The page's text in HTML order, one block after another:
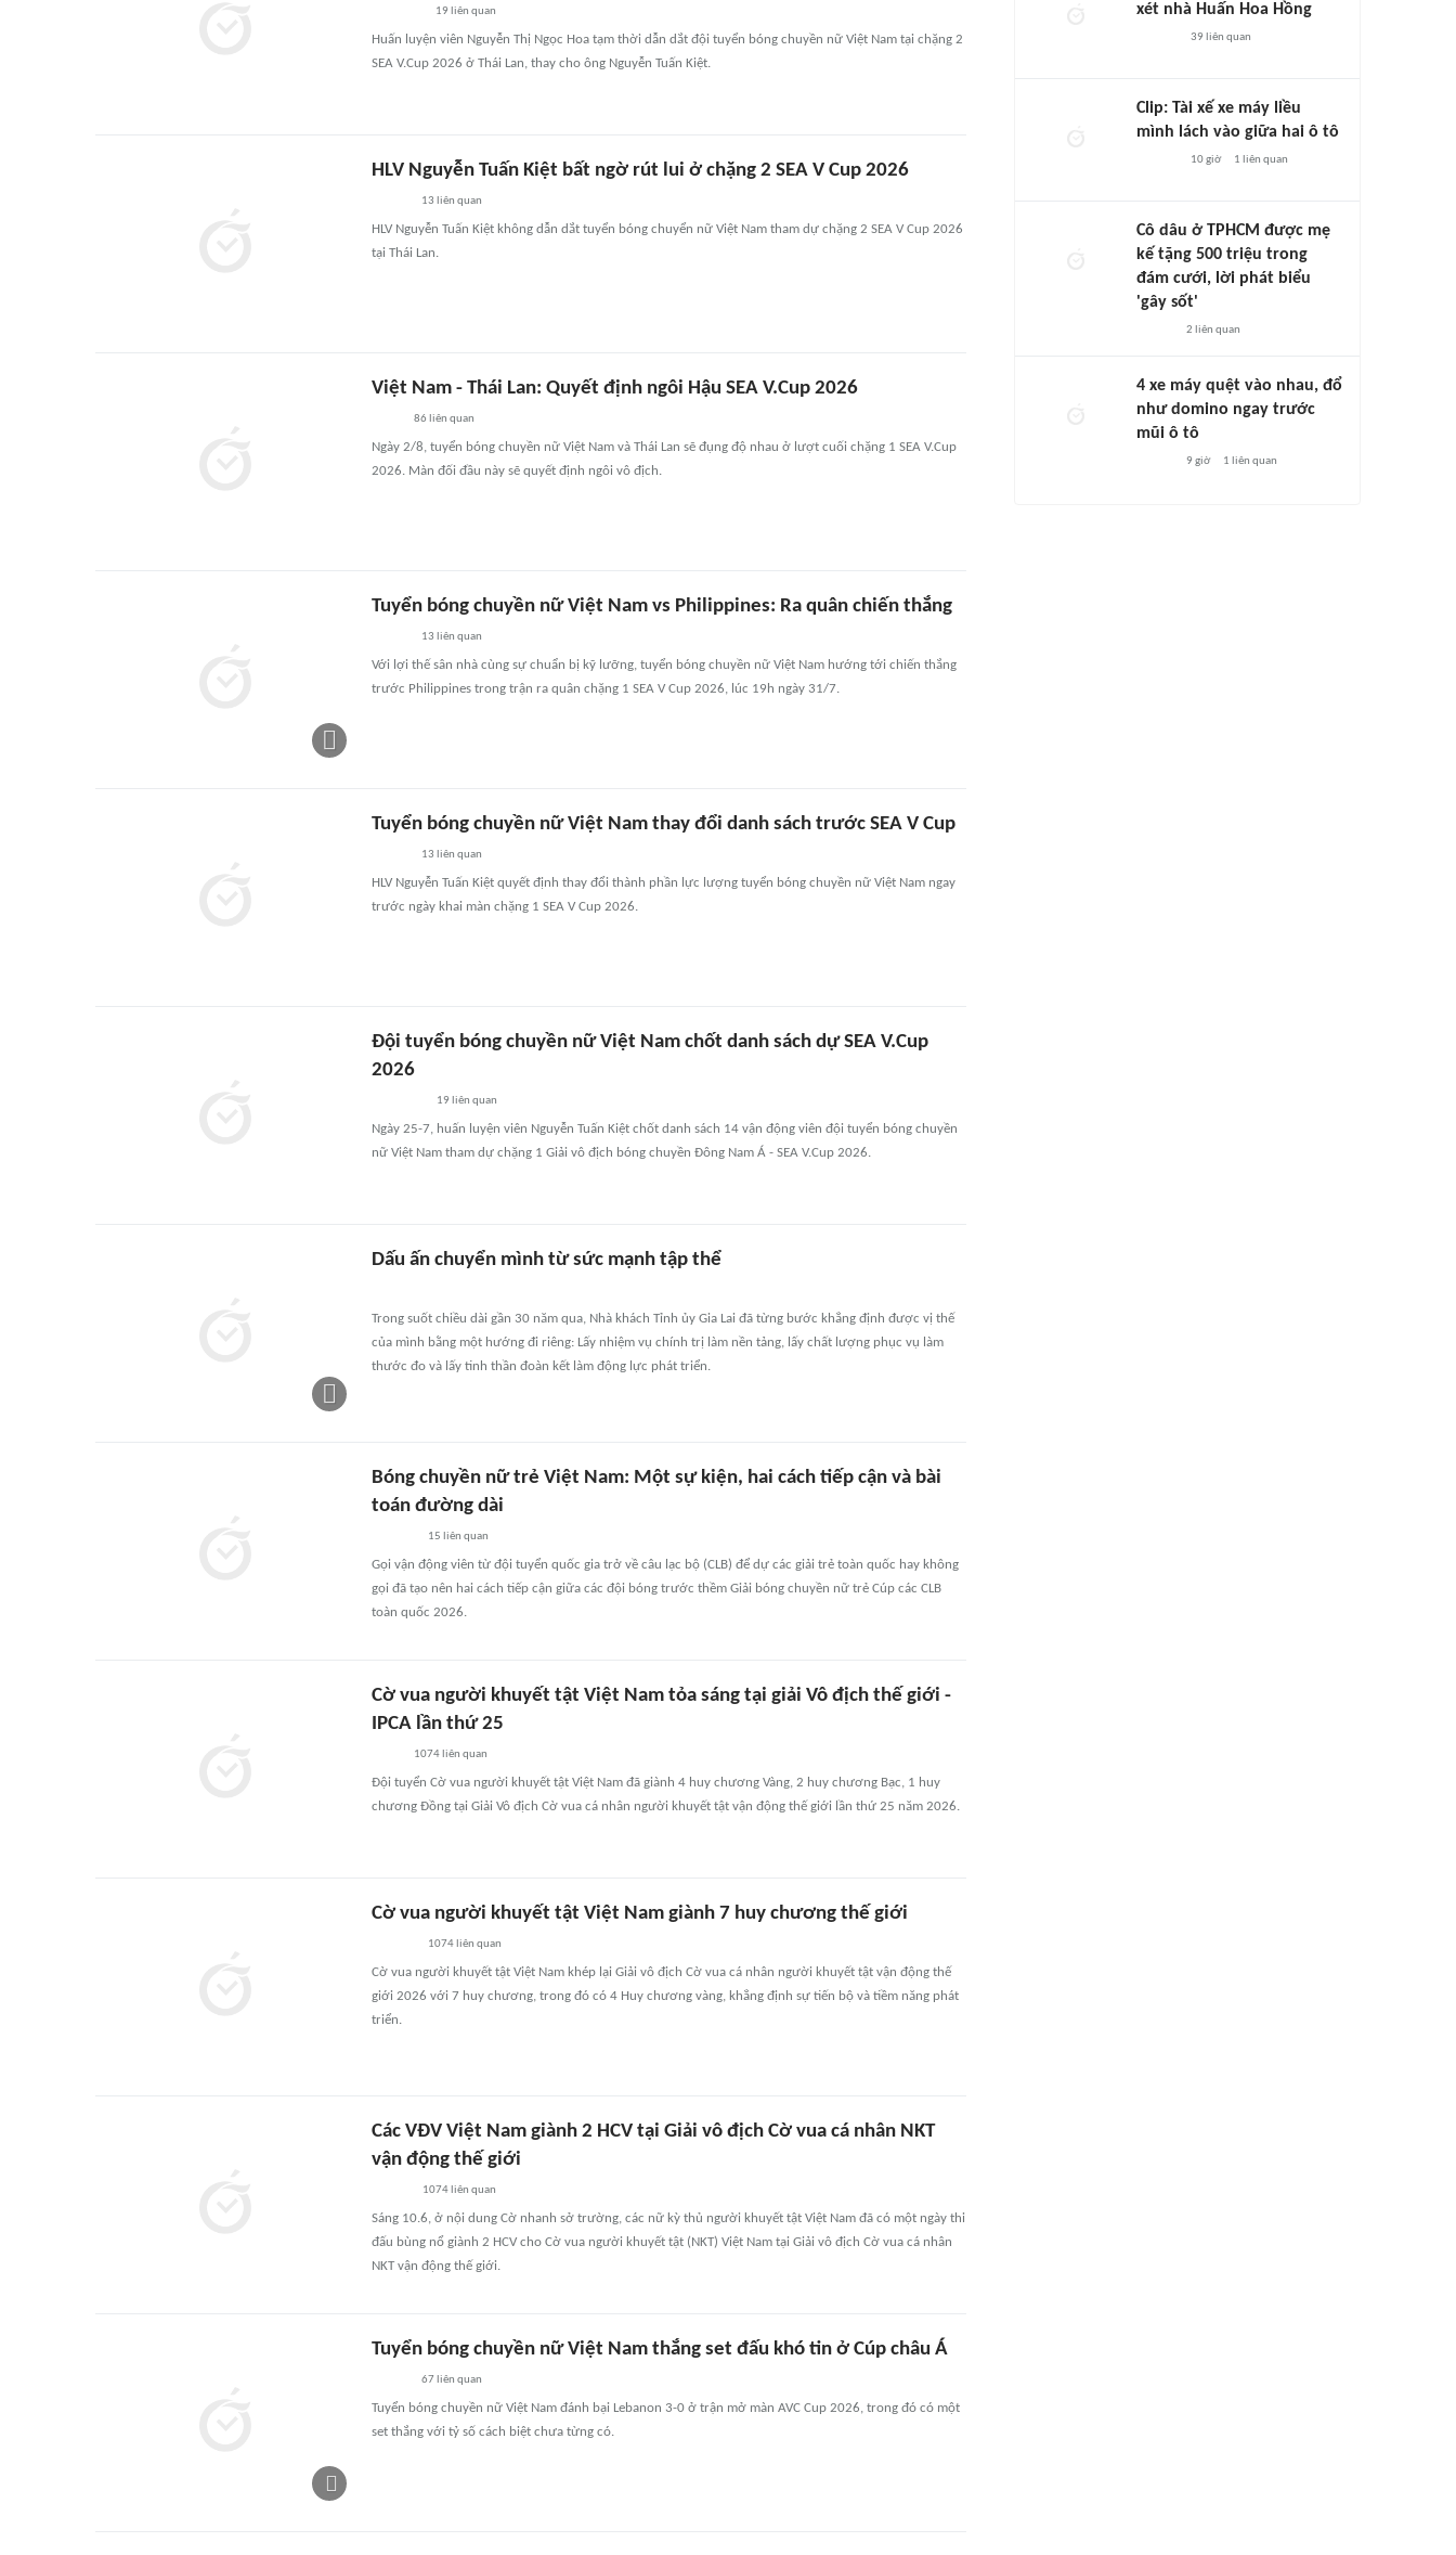
19 liên quan
Huấn luyện viên Nguyễn Thị Ngọc Hoa tạm thời dẫn dắt đội tuyển bóng chuyền nữ Việt Nam tại chặng 2
SEA V.Cup 2026 ở Thái Lan, thay cho ông Nguyễn Tuấn Kiệt.
HLV Nguyễn Tuấn Kiệt bất ngờ rút lui ở chặng 2 SEA V Cup 2026
13 liên quan
HLV Nguyễn Tuấn Kiệt không dẫn dắt tuyển bóng chuyển nữ Việt Nam tham dự chặng 2 SEA V Cup 2026
tại Thái Lan.
Việt Nam - Thái Lan: Quyết định ngôi Hậu SEA V.Cup 2026
86 liên quan
Ngày 2/8, tuyển bóng chuyền nữ Việt Nam và Thái Lan sẽ đụng độ nhau ở lượt cuối chặng 1 SEA V.Cup
2026. Màn đối đầu này sẽ quyết định ngôi vô địch.
Tuyển bóng chuyền nữ Việt Nam vs Philippines: Ra quân chiến thắng
13 liên quan
Với lợi thế sân nhà cùng sự chuẩn bị kỹ lưỡng, tuyển bóng chuyền nữ Việt Nam hướng tới chiến thắng
trước Philippines trong trận ra quân chặng 1 SEA V Cup 2026, lúc 19h ngày 31/7.
Tuyển bóng chuyền nữ Việt Nam thay đổi danh sách trước SEA V Cup
13 liên quan
HLV Nguyễn Tuấn Kiệt quyết định thay đổi thành phần lực lượng tuyển bóng chuyền nữ Việt Nam ngay
trước ngày khai màn chặng 1 SEA V Cup 2026.
Đội tuyển bóng chuyền nữ Việt Nam chốt danh sách dự SEA V.Cup
2026
19 liên quan
Ngày 25-7, huấn luyện viên Nguyễn Tuấn Kiệt chốt danh sách 14 vận động viên đội tuyển bóng chuyền
nữ Việt Nam tham dự chặng 1 Giải vô địch bóng chuyền Đông Nam Á - SEA V.Cup 2026.
Dấu ấn chuyển mình từ sức mạnh tập thể
Trong suốt chiều dài gần 30 năm qua, Nhà khách Tỉnh ủy Gia Lai đã từng bước khẳng định được vị thế
của mình bằng một hướng đi riêng: Lấy nhiệm vụ chính trị làm nền tảng, lấy chất lượng phục vụ làm
thước đo và lấy tinh thần đoàn kết làm động lực phát triển.
Bóng chuyền nữ trẻ Việt Nam: Một sự kiện, hai cách tiếp cận và bài
toán đường dài
15 liên quan
Gọi vận động viên từ đội tuyển quốc gia trở về câu lạc bộ (CLB) để dự các giải trẻ toàn quốc hay không
gọi đã tạo nên hai cách tiếp cận giữa các đội bóng trước thềm Giải bóng chuyền nữ trẻ Cúp các CLB
toàn quốc 2026.
Cờ vua người khuyết tật Việt Nam tỏa sáng tại giải Vô địch thế giới -
IPCA lần thứ 25
1074 liên quan
Đội tuyển Cờ vua người khuyết tật Việt Nam đã giành 4 huy chương Vàng, 2 huy chương Bạc, 1 huy
chương Đồng tại Giải Vô địch Cờ vua cá nhân người khuyết tật vận động thế giới lần thứ 25 năm 2026.
Cờ vua người khuyết tật Việt Nam giành 7 huy chương thế giới
1074liên quan
Cờ vua người khuyết tật Việt Nam khép lại Giải vô địch Cờ vua cá nhân người khuyết tật vận động thế
giới 2026 với 7 huy chương, trong đó có 4 Huy chương vàng, khẳng định sự tiến bộ và tiềm năng phát
triển.
Các VĐV Việt Nam giành 2 HCV tại Giải vô địch Cờ vua cá nhân NKT
vận động thế giới
1074liên quan
Sáng 10.6, ở nội dung Cờ nhanh sở trường, các nữ kỳ thủ người khuyết tật Việt Nam đã có một ngày thi
đấu bùng nổ giành 2 HCV cho Cờ vua người khuyết tật (NKT) Việt Nam tại Giải vô địch Cờ vua cá nhân
NKT vận động thế giới.
Tuyển bóng chuyền nữ Việt Nam thắng set đấu khó tin ở Cúp châu Á
67liên quan
Tuyển bóng chuyền nữ Việt Nam đánh bại Lebanon 3-0 ở trận mở màn AVC Cup 2026, trong đó có một
set thắng với tỷ số cách biệt chưa từng có.
xét nhà Huấn Hoa Hồng
39 liên quan
Clip: Tài xế xe máy liều
mình lách vào giữa hai ô tô
10 giờ 1 liên quan
Cô dâu ở TPHCM được mẹ
kế tặng 500 triệu trong
đám cưới, lời phát biểu
'gây sốt'
2 liên quan
4 xe máy quệt vào nhau, đổ
như domino ngay trước
mũi ô tô
9 giờ 1 liên quan